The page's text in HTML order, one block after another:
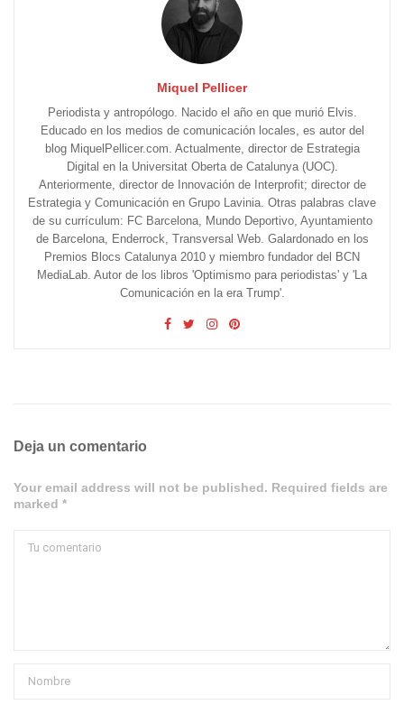
Miquel Pellicer
Periodista y antropólogo. Nacido el año en que murió Elvis.
Educado en los medios de comunicación locales, es autor del
blog MiquelPellicer.com. Actualmente, director de Estrategia
Digital en la Universitat Oberta de Catalunya (UOC).
Anteriormente, director de Innovación de Interprofit; director de
Estrategia y Comunicación en Grupo Lavinia. Otras palabras clave
de su currículum: FC Barcelona, Mundo Deportivo, Ayuntamiento
de Barcelona, Enderrock, Transversal Web. Galardonado en los
Premios Blocs Catalunya 2010 y miembro fundador del BCN
MediaLab. Autor de los libros 'Optimismo para periodistas' y 'La
Comunicación en la era Trump'.
Deja un comentario
Your email address will not be published. Required fields are
marked *